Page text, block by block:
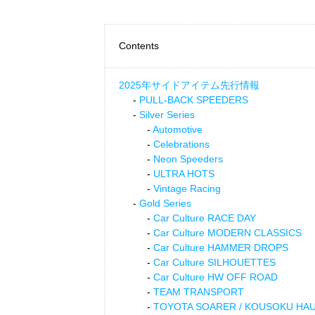
Contents
2025年サイドアイテム先行情報
PULL-BACK SPEEDERS
Silver Series
Automotive
Celebrations
Neon Speeders
ULTRA HOTS
Vintage Racing
Gold Series
Car Culture RACE DAY
Car Culture MODERN CLASSICS
Car Culture HAMMER DROPS
Car Culture SILHOUETTES
Car Culture HW OFF ROAD
TEAM TRANSPORT
TOYOTA SOARER / KOUSOKU